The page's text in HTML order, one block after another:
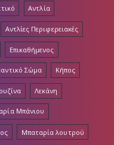
Αντλία
Αντλίες Περιφερειακές
Επικαθήμενος
Σώμα Κήπος
Λεκάνη
Μπάνιου
Μπαταρία λουτρού